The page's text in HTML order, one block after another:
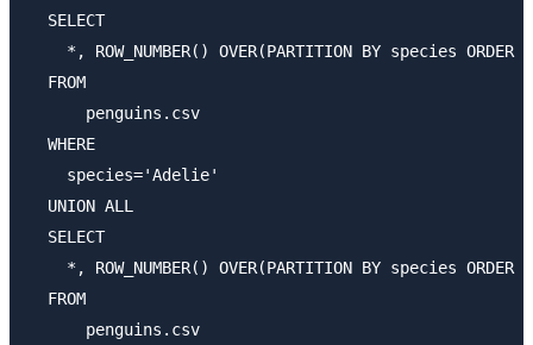
  SELECT
*, ROW_NUMBER() OVER(PARTITION BY species ORDER
  FROM
      penguins.csv
  WHERE
    species='Adelie'
  UNION ALL
  SELECT
*, ROW_NUMBER() OVER(PARTITION BY species ORDER
  FROM
      penguins.csv